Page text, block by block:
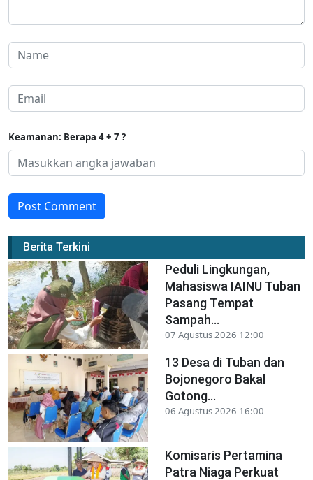
Keamanan: Berapa 4 + 7 ?
Post Comment
Berita Terkini
Peduli Lingkungan,
Mahasiswa IAINU Tuban
Pasang Tempat
Sampah...
07 Agustus 2026 12:00
13 Desa di Tuban dan
Bojonegoro Bakal
Gotong...
06 Agustus 2026 16:00
Komisaris Pertamina
Patra Niaga Perkuat